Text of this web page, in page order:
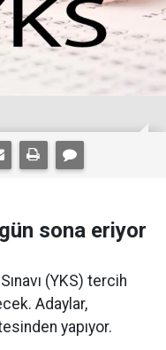
sona eriyor
(YKS) tercih
Adaylar,
yapıyor.